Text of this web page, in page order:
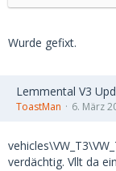
Wurde gefixt.
Lemmental V3
ToastMan 6. März
verdächtig. Vllt da